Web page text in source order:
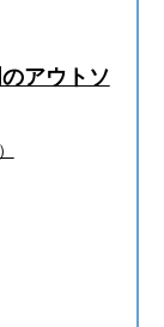
アウトソ